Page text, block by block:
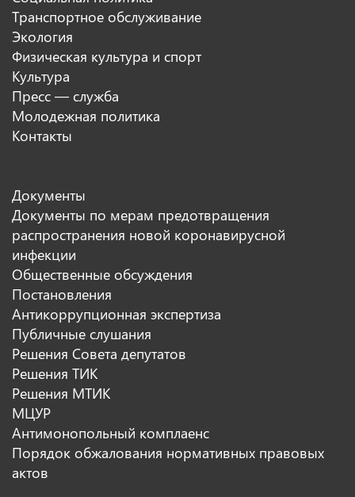
Транспортное обслуживание
Экология
Физическая культура и спорт
Культура
Пресс — служба
Молодежная политика
Контакты
Документы
Документы по мерам предотвращения
распространения новой коронавирусной
инфекции
Общественные обсуждения
Постановления
Антикоррупционная экспертиза
Публичные слушания
Решения Совета депутатов
Решения ТИК
Решения МТИК
МЦУР
Антимонопольный комплаенс
Порядок обжалования нормативных правовых
актов